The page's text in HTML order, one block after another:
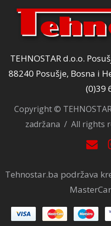
TEHNOSTAR d.o.o.
88240 Posušje, Bosna i
(0)39
Copyright ©
zadržana / All rights
Tehnostar.ba podržava